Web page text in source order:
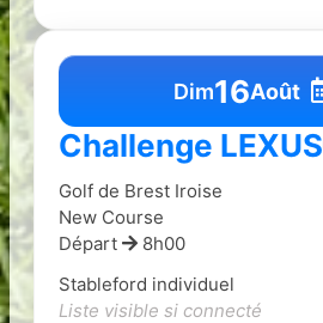
Dim16Août
Challenge LEXUS
Golf de Brest Iroise
New Course
Départ
8h00
Stableford individuel
Liste visible si connecté